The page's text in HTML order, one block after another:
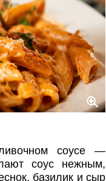
соусе —
соус нежным,
базилик и сыр